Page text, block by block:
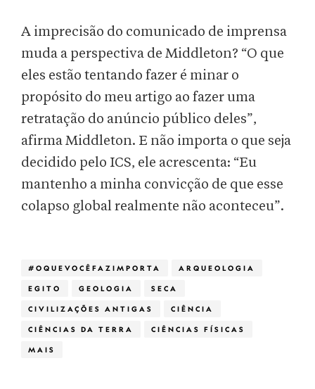
A imprecisão do comunicado de imprensa
muda a perspectiva de Middleton? “O que
eles estão tentando fazer é minar o
propósito do meu artigo ao fazer uma
retratação do anúncio público deles”,
afirma Middleton. E não importa o que seja
decidido pelo ICS, ele acrescenta: “Eu
mantenho a minha convicção de que esse
colapso global realmente não aconteceu”.
#OQUEVOCÊFAZIMPORTA ARQUEOLOGIA
EGITO GEOLOGIA SECA
CIVILIZAÇÕES ANTIGAS CIÊNCIA
CIÊNCIAS DA TERRA CIÊNCIAS FÍSICAS
MAIS